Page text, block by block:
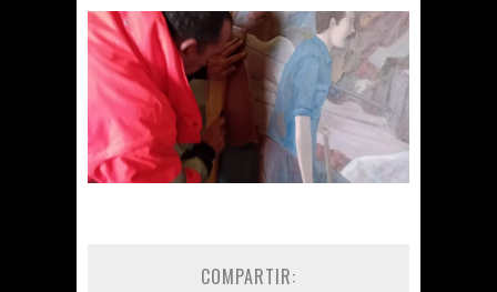
Viejas reliquias de la prensa (Año 1974)
OCTUBRE DE 2022 - Un retrato más de MOMOITIO
Diciembre de 2021 - Últimas obras
MOMOITIO y La Espiral de las artes (1998 )
COMPARTIR: